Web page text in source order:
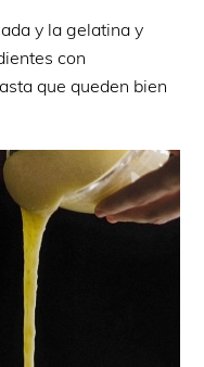
y la gelatina y
con
que queden bien